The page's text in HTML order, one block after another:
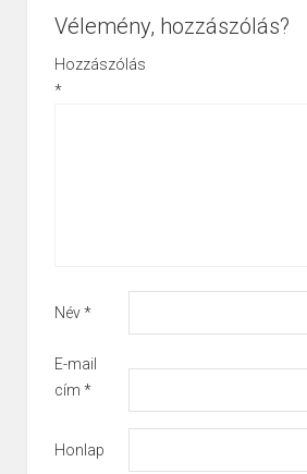
Vélemény, hozzászólás?
Hozzászólás
*
Név*
E-mail
cím *
Honlap